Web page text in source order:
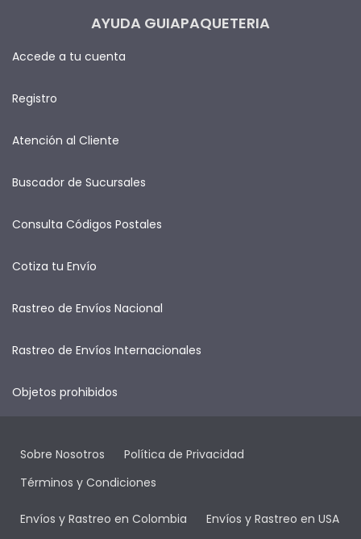
AYUDA GUIAPAQUETERIA
Accede a tu cuenta
Registro
Atención al Cliente
Buscador de Sucursales
Consulta Códigos Postales
Cotiza tu Envío
Rastreo de Envíos Nacional
Rastreo de Envíos Internacionales
Objetos prohibidos
Sobre Nosotros
Política de Privacidad
Términos y Condiciones
Envíos y Rastreo en Colombia Envíos y Rastreo en USA